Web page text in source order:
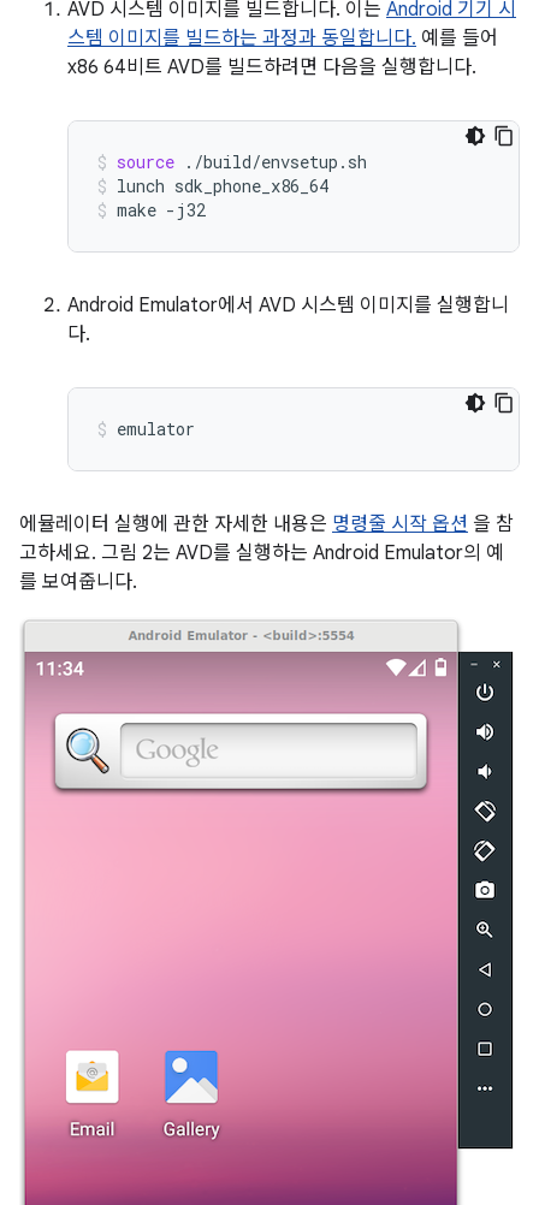
AVD 시스템 이미지를 빌드합니다. 이는 Android 기기 시
스템 이미지를 빌드하는 과정과 동일합니다. 예를 들어
x86 64비트 AVD를 빌드하려면 다음을 실행합니다.
source ./build/envsetup.sh
lunch sdk_phone_x86_64
make -j32
Android Emulator에서 AVD 시스템 이미지를 실행합니
다.
emulator
에뮬레이터 실행에 관한 자세한 내용은 명령줄 시작 옵션 을 참
고하세요. 그림 2는 AVD를 실행하는 Android Emulator의 예
를 보여줍니다.